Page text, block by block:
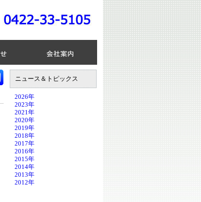
ニュース＆トピックス
2026年
2023年
2021年
2020年
2019年
2018年
2017年
2016年
2015年
2014年
2013年
2012年